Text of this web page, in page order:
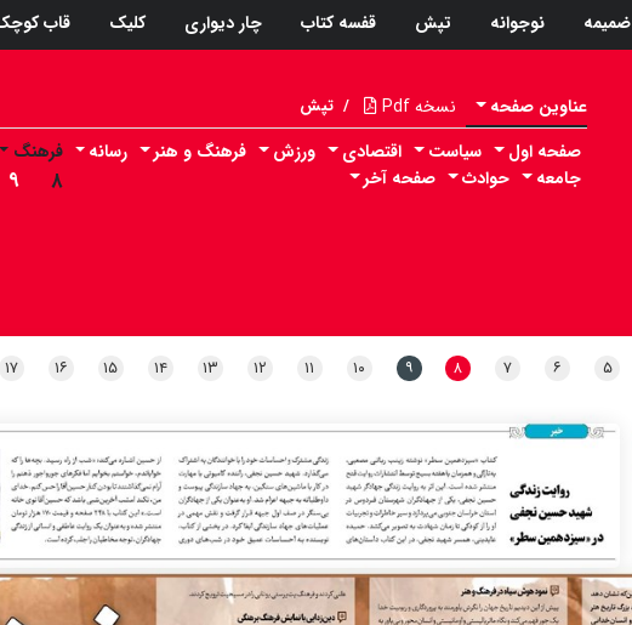
ضمیمه نوجوانه تپش قفسه کتاب چار دیواری کلیک قاب
عناوین صفحه نسخه Pdf / تپش
صفحه اول سیاست اقتصادی ورزش فرهنگ و هنر رسانه فرهنگ
۸ ۹
جامعه
حوادث صفحه آخر
۵ ۶ ۷ ۸ ۹ ۱۰ ۱۱ ۱۲ ۱۳ ۱۴ ۱۵ ۱۶ ۱۷